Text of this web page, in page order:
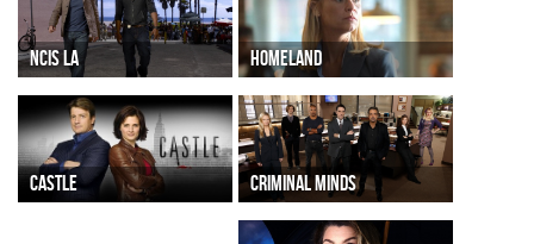
NCIS LA HOMELAND
CASTLE CRIMINAL MINDS